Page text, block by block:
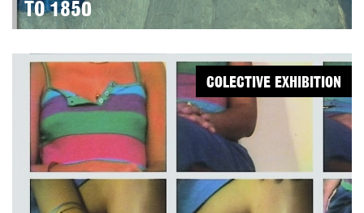
TO 1850
COLECTIVE EXHIBITION